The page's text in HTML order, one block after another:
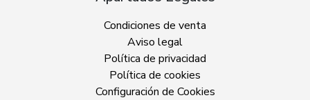
Condiciones de venta
Aviso legal
Política de privacidad
Política de cookies
Configuración de Cookies